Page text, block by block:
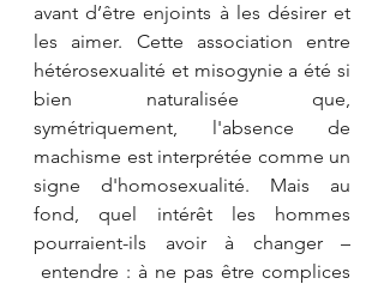
avant d’être enjoints à les désirer et
les aimer. Cette association entre
hétérosexualité et misogynie a été si
bien naturalisée que,
symétriquement, l'absence de
machisme est interprétée comme un
signe d'homosexualité. Mais au
fond, quel intérêt les hommes
pourraient-ils avoir à changer –
entendre : à ne pas être complices